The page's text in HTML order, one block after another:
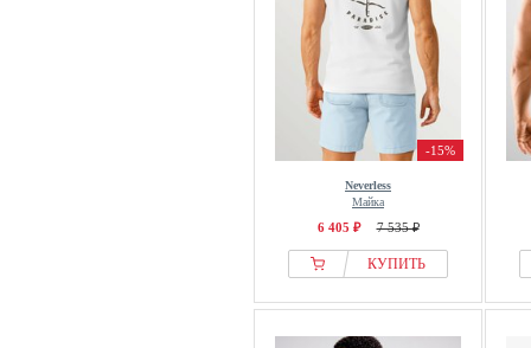
-15%
Neverless
Майка
6 405 ₽ 7 535 ₽
КУПИТЬ